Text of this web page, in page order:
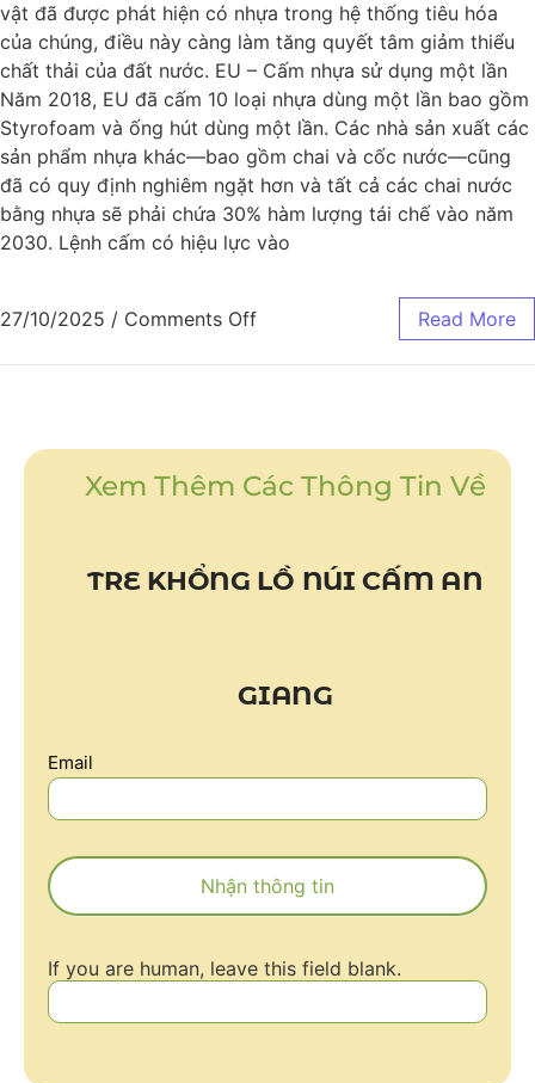
vật đã được phát hiện có nhựa trong hệ thống tiêu hóa
của chúng, điều này càng làm tăng quyết tâm giảm thiểu
chất thải của đất nước. EU – Cấm nhựa sử dụng một lần
Năm 2018, EU đã cấm 10 loại nhựa dùng một lần bao gồm
Styrofoam và ống hút dùng một lần. Các nhà sản xuất các
sản phẩm nhựa khác—bao gồm chai và cốc nước—cũng
đã có quy định nghiêm ngặt hơn và tất cả các chai nước
bằng nhựa sẽ phải chứa 30% hàm lượng tái chế vào năm
2030. Lệnh cấm có hiệu lực vào
27/10/2025 / Comments Off Read More
Xem Thêm Các Thông Tin Về
TRE KHỔNG LỒ NÚI CẤM AN
GIANG
email
Email
Nhận thông tin
If you are human, leave this field blank.